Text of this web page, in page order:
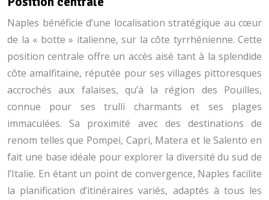
Naples bénéficie d’une localisation stratégique au cœur
de la « botte » italienne, sur la côte tyrrhénienne. Cette
position centrale offre un accès aisé tant à la splendide
côte amalfitaine, réputée pour ses villages pittoresques
accrochés aux falaises, qu’à la région des Pouilles,
connue pour ses trulli charmants et ses plages
immaculées. Sa proximité avec des destinations de
renom telles que Pompei, Capri, Matera et le Salento en
fait une base idéale pour explorer la diversité du sud de
l’Italie. En étant un point de convergence, Naples facilite
la planification d’itinéraires variés, adaptés à tous les